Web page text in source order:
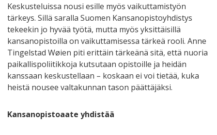
Keskusteluissa nousi esille myös vaikuttamistyön
tärkeys. Sillä saralla Suomen Kansanopistoyhdistys
tekeekin jo hyvää työtä, mutta myös yksittäisillä
kansanopistoilla on vaikuttamisessa tärkeä rooli. Anne
Tingelstad Wøien piti erittäin tärkeänä sitä, että nuoria
paikallispoliitikkoja kutsutaan opistoille ja heidän
kanssaan keskustellaan – koskaan ei voi tietää, kuka
heistä nousee valtakunnan tason päättäjäksi.
Kansanopistoaate yhdistää